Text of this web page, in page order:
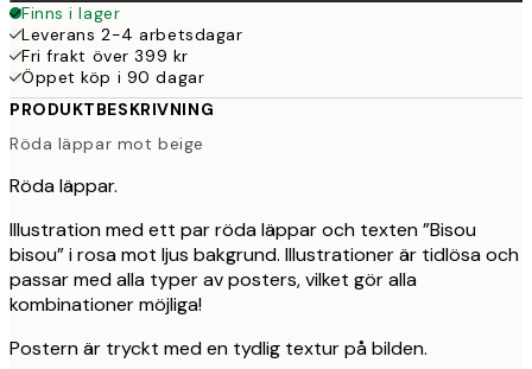
Finns i lager
Leverans 2-4 arbetsdagar
Fri frakt över 399 kr
Öppet köp i 90 dagar
PRODUKTBESKRIVNING
Röda läppar mot beige
Röda läppar.
Illustration med ett par röda läppar och texten ”Bisou
bisou” i rosa mot ljus bakgrund. Illustrationer är tidlösa och
passar med alla typer av posters, vilket gör alla
kombinationer möjliga!
Postern är tryckt med en tydlig textur på bilden.